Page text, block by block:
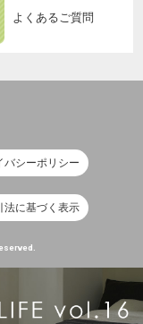
よくあるご質問
バシーポリシー
法に基づく表示